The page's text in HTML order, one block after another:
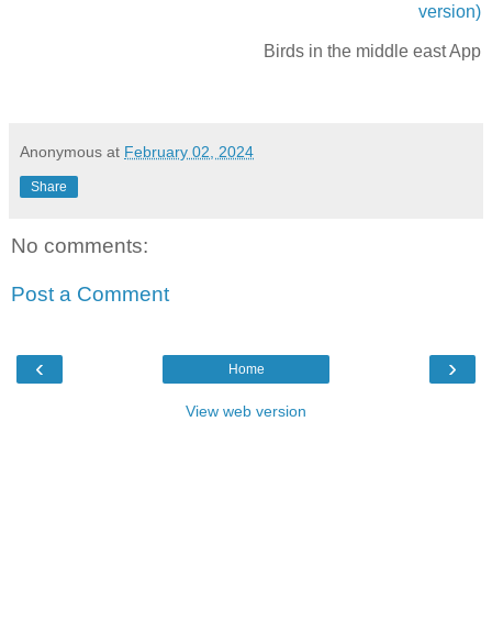
version)
Birds in the middle east App
Anonymous at February 02, 2024
Share
No comments:
Post a Comment
‹ ›
Home
View web version